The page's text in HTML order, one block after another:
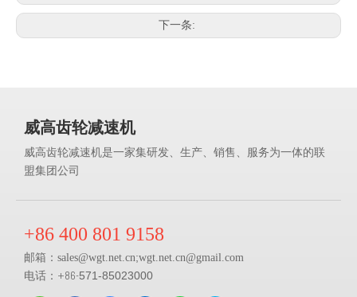
下一条:
威高齿轮减速机
威高齿轮减速机是一家集研发、生产、销售、服务为一体的联
盟集团公司
+86 400 801 9158
邮箱： sales@wgt.net.cn;wgt.net.cn@gmail.com
电话：+86-571-85023000